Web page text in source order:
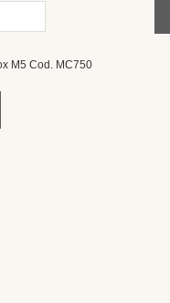
M5 Cod. MC750